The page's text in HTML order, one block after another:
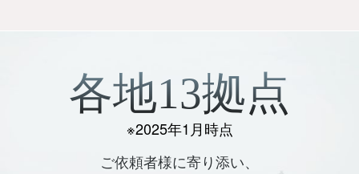
各地13拠点
※2025年1月時点
ご依頼者様に寄り添い、